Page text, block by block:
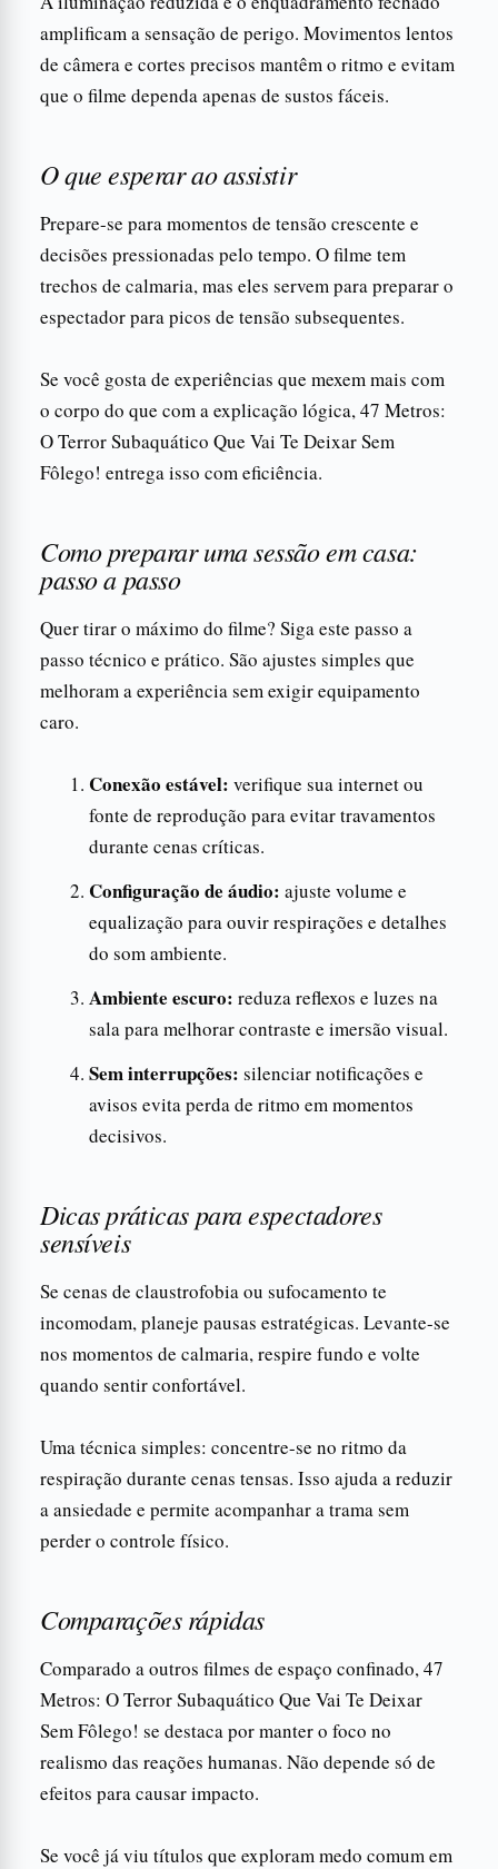
amplificam a sensação de perigo. Movimentos lentos
de câmera e cortes precisos mantêm o ritmo e evitam
que o filme dependa apenas de sustos fáceis.
O que esperar ao assistir
Prepare-se para momentos de tensão crescente e
decisões pressionadas pelo tempo. O filme tem
trechos de calmaria, mas eles servem para preparar o
espectador para picos de tensão subsequentes.
Se você gosta de experiências que mexem mais com
o corpo do que com a explicação lógica, 47 Metros:
O Terror Subaquático Que Vai Te Deixar Sem
Fôlego! entrega isso com eficiência.
Como preparar uma sessão em casa:
passo a passo
Quer tirar o máximo do filme? Siga este passo a
passo técnico e prático. São ajustes simples que
melhoram a experiência sem exigir equipamento
caro.
Conexão estável: verifique sua internet ou
fonte de reprodução para evitar travamentos
durante cenas críticas.
Configuração de áudio: ajuste volume e
equalização para ouvir respirações e detalhes
do som ambiente.
Ambiente escuro: reduza reflexos e luzes na
sala para melhorar contraste e imersão visual.
Sem interrupções: silenciar notificações e
avisos evita perda de ritmo em momentos
decisivos.
Dicas práticas para espectadores
sensíveis
Se cenas de claustrofobia ou sufocamento te
incomodam, planeje pausas estratégicas. Levante-se
nos momentos de calmaria, respire fundo e volte
quando sentir confortável.
Uma técnica simples: concentre-se no ritmo da
respiração durante cenas tensas. Isso ajuda a reduzir
a ansiedade e permite acompanhar a trama sem
perder o controle físico.
Comparações rápidas
Comparado a outros filmes de espaço confinado, 47
Metros: O Terror Subaquático Que Vai Te Deixar
Sem Fôlego! se destaca por manter o foco no
realismo das reações humanas. Não depende só de
efeitos para causar impacto.
Se você já viu títulos que exploram medo comum em